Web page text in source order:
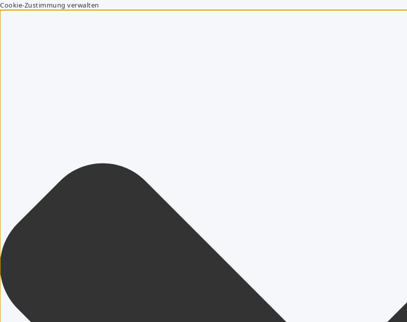
Cookie-Zustimmung verwalten